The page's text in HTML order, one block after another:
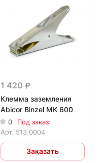
1 420
Клемма заземления
Abicor Binzel MK 600
0
Под заказ
Арт. 513.0004
Заказать